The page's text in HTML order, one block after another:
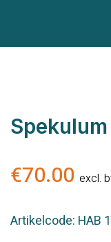
€70.00 excl.
Artikelcode: HAB